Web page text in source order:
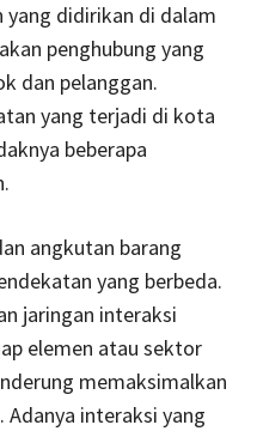
yang didirikan di dalam
penghubung yang
dan pelanggan.
yang terjadi di kota
beberapa
angkutan barang
yang berbeda.
jaringan interaksi
elemen atau sektor
memaksimalkan
Adanya interaksi yang